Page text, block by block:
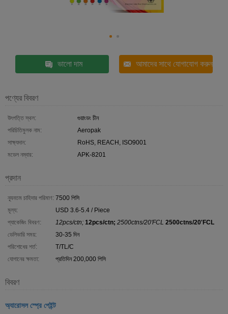
ভালো দাম আমাদের সাথে যোগাযোগ করুন
পণ্যের বিবরণ
উৎপত্তি স্থল:
গুয়াংডং চীন
পরিচিতিমুলক নাম:
Aeropak
সাক্ষ্যদান:
RoHS, REACH, ISO9001
মডেল নম্বার:
APK-8201
প্রদান
ন্যূনতম চাহিদার পরিমাণ: 7500 পিসি
মূল্য:
USD 3.6-5.4 / Piece
প্যাকেজিং বিবরণ:
12pcs/ctn; 12pcs/ctn; 2500ctns/20'FCL 2500ctns/20'FCL
ডেলিভারি সময়:
30-35 দিন
পরিশোধের শর্ত:
T/TL/C
যোগানের ক্ষমতা:
প্রতিদিন 200,000 পিসি
বিবরণ
অ্যারোসল স্প্রে পেইন্ট